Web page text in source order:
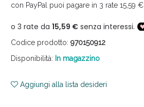
con PayPal puoi pagare in 3 rate 15,59 €
Codice prodotto: 970150912
Disponibilità: In magazzino
Aggiungi alla lista desideri